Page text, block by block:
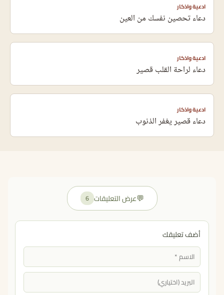
ادعية واذكار
دعاء تحصين نفسك من العين
ادعية واذكار
دعاء لراحة القلب قصير
ادعية واذكار
دعاء قصير يغفر الذنوب
💬عرض التعليقات 6
أضف تعليقك